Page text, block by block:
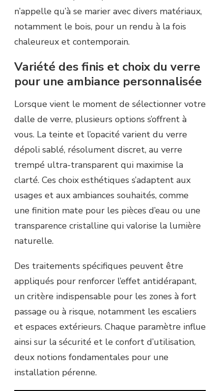
n’appelle qu’à se marier avec divers matériaux,
notamment le bois, pour un rendu à la fois
chaleureux et contemporain.
Variété des finis et choix du verre
pour une ambiance personnalisée
Lorsque vient le moment de sélectionner votre
dalle de verre, plusieurs options s’offrent à
vous. La teinte et l’opacité varient du verre
dépoli sablé, résolument discret, au verre
trempé ultra-transparent qui maximise la
clarté. Ces choix esthétiques s’adaptent aux
usages et aux ambiances souhaités, comme
une finition mate pour les pièces d’eau ou une
transparence cristalline qui valorise la lumière
naturelle.
Des traitements spécifiques peuvent être
appliqués pour renforcer l’effet antidérapant,
un critère indispensable pour les zones à fort
passage ou à risque, notamment les escaliers
et espaces extérieurs. Chaque paramètre influe
ainsi sur la sécurité et le confort d’utilisation,
deux notions fondamentales pour une
installation pérenne.